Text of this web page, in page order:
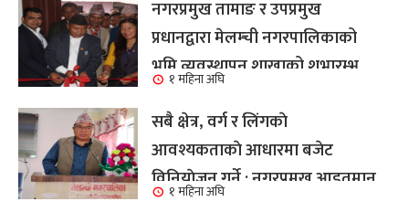
नगरप्रमुख तामाङ र उपप्रमुख
प्रधानद्वारा मेलम्ची नगरपालिकाको
भूमि व्यवस्थापन शाखाको शुभारम्भ
कार्य सम्पन्न
१ महिना अघि
सबै क्षेत्र, वर्ग र लिंगकाे
आवश्यकताकाे आधारमा बजेट
विनियाेजन गर्ने : नगरप्रमुख आइतमान
तामाङ
१ महिना अघि